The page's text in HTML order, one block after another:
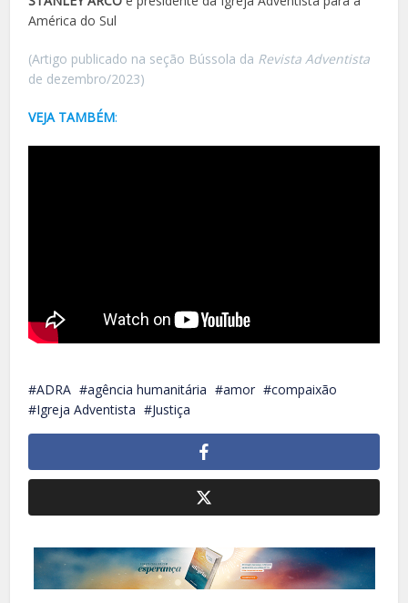
América do Sul
(Artigo publicado na seção Bússola da Revista Adventista
de dezembro/2023)
VEJA TAMBÉM:
ADRA agência humanitária amor
compaixão
Igreja Adventista
Justiça